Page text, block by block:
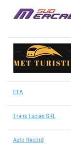
ETA
Trans Lucian SRL
Auto Record